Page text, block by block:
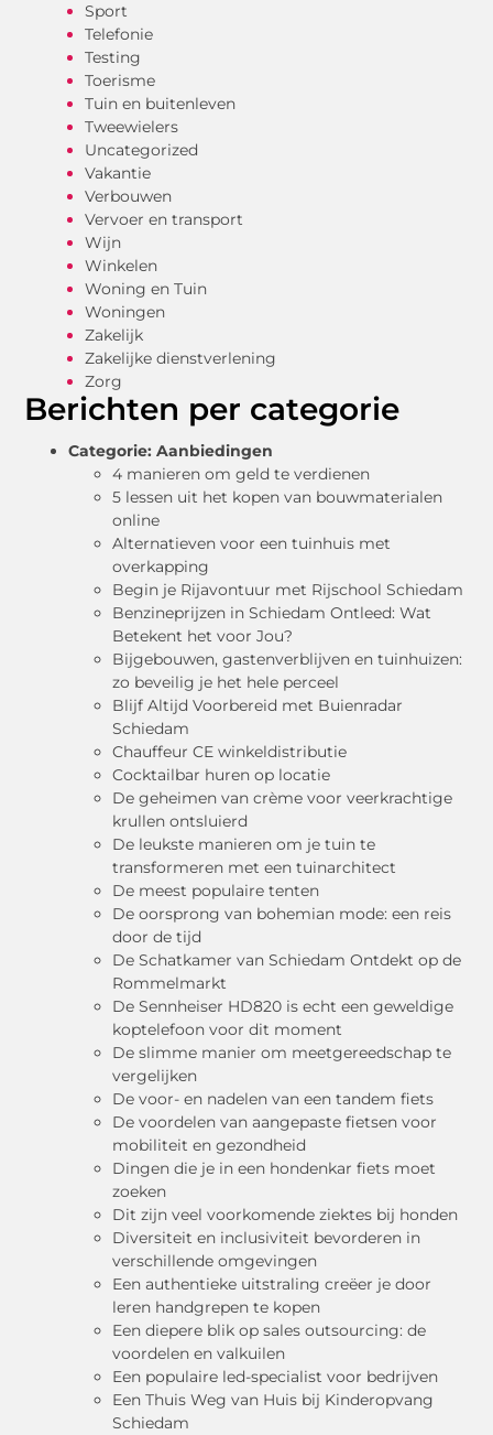
Berichten per categorie
Categorie: Aanbiedingen
4 manieren om geld te verdienen
5 lessen uit het kopen van bouwmaterialen
online
Alternatieven voor een tuinhuis met
overkapping
Begin je Rijavontuur met Rijschool Schiedam
Benzineprijzen in Schiedam Ontleed: Wat
Betekent het voor Jou?
Bijgebouwen, gastenverblijven en tuinhuizen:
zo beveilig je het hele perceel
Blijf Altijd Voorbereid met Buienradar
Schiedam
Chauffeur CE winkeldistributie
Cocktailbar huren op locatie
De geheimen van crème voor veerkrachtige
krullen ontsluierd
De leukste manieren om je tuin te
transformeren met een tuinarchitect
De meest populaire tenten
De oorsprong van bohemian mode: een reis
door de tijd
De Schatkamer van Schiedam Ontdekt op de
Rommelmarkt
De Sennheiser HD820 is echt een geweldige
koptelefoon voor dit moment
De slimme manier om meetgereedschap te
vergelijken
De voor- en nadelen van een tandem fiets
De voordelen van aangepaste fietsen voor
mobiliteit en gezondheid
Dingen die je in een hondenkar fiets moet
zoeken
Dit zijn veel voorkomende ziektes bij honden
Diversiteit en inclusiviteit bevorderen in
verschillende omgevingen
Een authentieke uitstraling creëer je door
leren handgrepen te kopen
Een diepere blik op sales outsourcing: de
voordelen en valkuilen
Een populaire led-specialist voor bedrijven
Een Thuis Weg van Huis bij Kinderopvang
Schiedam
Sport
Telefonie
Testing
Toerisme
Tuin en buitenleven
Tweewielers
Uncategorized
Vakantie
Verbouwen
Vervoer en transport
Wijn
Winkelen
Woning en Tuin
Woningen
Zakelijk
Zakelijke dienstverlening
Zorg